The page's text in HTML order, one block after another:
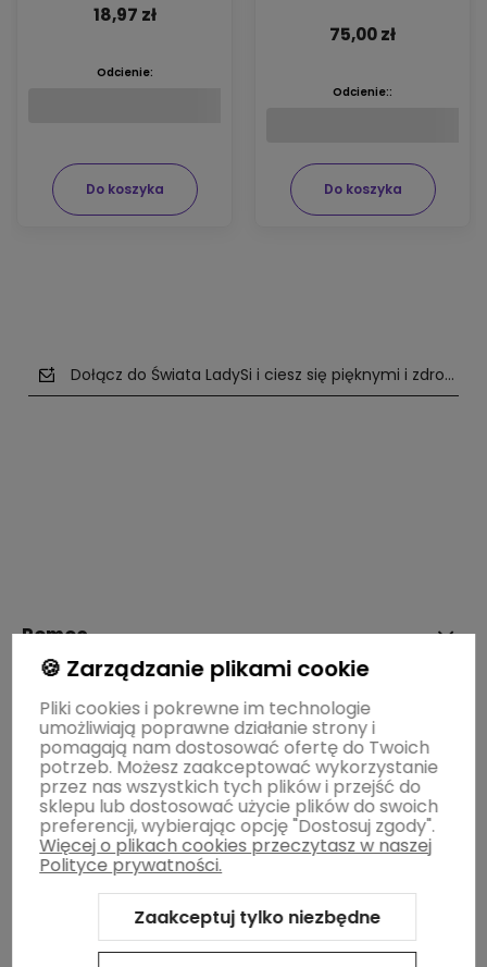
18,97 zł
Do koszyka
Odcienie:
włosy 74ml
75,00 zł
Do koszyka
Odcienie::
Dołącz do Świata LadySi i ciesz się pięknymi i
Pomoc
Moje konto
Płatności i dostawa
Informacje
🍪 Zarządzanie plikami cookie
Pliki cookies i pokrewne im technologie
umożliwiają poprawne działanie strony i
pomagają nam dostosować ofertę do Twoich
potrzeb. Możesz zaakceptować wykorzystanie
przez nas wszystkich tych plików i przejść do
sklepu lub dostosować użycie plików do swoich
preferencji, wybierając opcję "Dostosuj zgody".
Więcej o plikach cookies przeczytasz w naszej
Polityce prywatności.
Zaakceptuj tylko niezbędne